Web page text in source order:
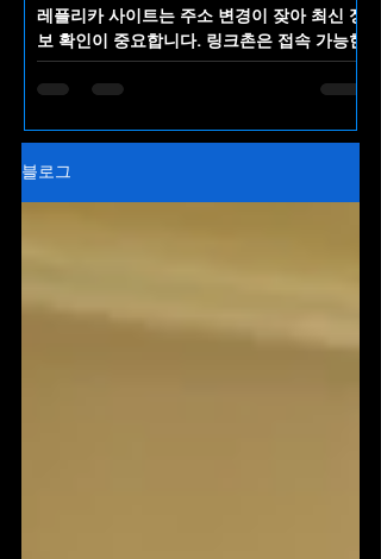
레플리카 사이트는 주소 변경이 잦아 최신 정
보 확인이 중요합니다. 링크촌은 접속 가능한
레플리카 사이트 최신주소를 한곳에 정리해
제공하는 주소모음 플랫폼으로, 불필요한 검
블로그